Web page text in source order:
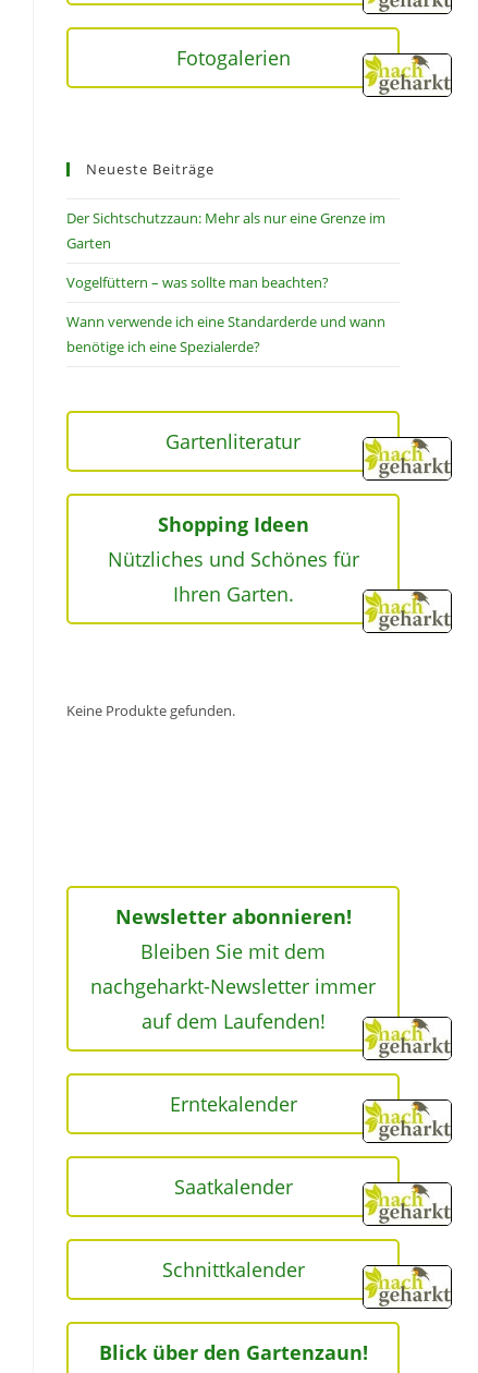
Fotogalerien
Neueste Beiträge
Der Sichtschutzzaun: Mehr als nur eine Grenze im
Garten
Vogelfüttern – was sollte man beachten?
Wann verwende ich eine Standarderde und wann
benötige ich eine Spezialerde?
Gartenliteratur
Shopping Ideen
Nützliches und Schönes für
Ihren Garten.
Keine Produkte gefunden.
Newsletter abonnieren!
Bleiben Sie mit dem
nachgeharkt-Newsletter immer
auf dem Laufenden!
Erntekalender
Saatkalender
Schnittkalender
Blick über den Gartenzaun!